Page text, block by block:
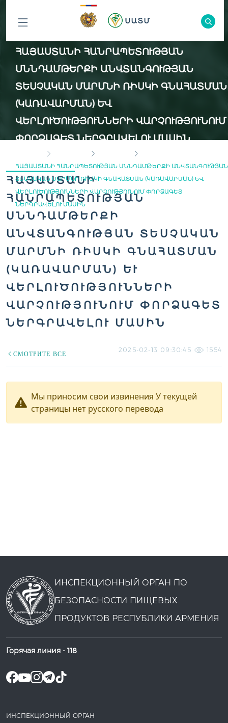
ԲՈԼՈՐ
ԲԱԺԻՆՆԵՐԸ
ՀԱՅԱՍՏԱՆԻ ՀԱՆՐԱՊԵՏՈՒԹՅԱՆ
ՍՆՆԴԱՄԹԵՐՔԻ ԱՆՎՏԱՆԳՈՒԹՅԱՆ
ՏԵՍՉԱԿԱՆ ՄԱՐՄՆԻ ՌԻՍԿԻ ԳՆԱՀԱՏՄԱՆ
(ԿԱՌԱՎԱՐՄԱՆ) ԵՒ Վ
ԵՐԼՈՒԾՈՒԹՅՈՒՆՆԵՐԻ ՎԱՐՉՈՒԹՅՈՒՆՈՒՄ Փ
ՈՐՁԱԳԵՏ ՆԵՐԳՐԱՎԵԼՈՒ ՄԱՍԻՆ
ՀԱՅԱՍՏԱՆԻ ՀԱՆՐԱՊԵՏՈՒԹՅԱՆ ՍՆՆԴԱՄԹԵՐՔԻ ԱՆՎՏԱՆԳՈՒԹՅԱՆ
ՏԵՍՉԱԿԱՆ ՄԱՐՄՆԻ ՌԻՍԿԻ ԳՆԱՀԱՏՄԱՆ (ԿԱՌԱՎԱՐՄԱՆ) ԵՒ Վ
ԵՐԼՈՒԾՈՒԹՅՈՒՆՆԵՐԻ ՎԱՐՉՈՒԹՅՈՒՆՈՒՄ ՓՈՐՁԱԳԵՏ Ն
ԵՐԳՐԱՎԵԼՈՒ ՄԱՍԻՆ
ՀԱՅԱՍՏԱՆԻ
ՀԱՆՐԱՊԵՏՈՒԹՅԱՆ
ՍՆՆԴԱՄԹԵՐՔԻ
ԱՆՎՏԱՆԳՈՒԹՅԱՆ ՏԵՍՉԱԿԱՆ
ՄԱՐՄՆԻ ՌԻՍԿԻ ԳՆԱՀԱՏՄԱՆ
(ԿԱՌԱՎԱՐՄԱՆ) ԵՒ Վ
ԵՐԼՈՒԾՈՒԹՅՈՒՆՆԵՐԻ Վ
ԱՐՉՈՒԹՅՈՒՆՈՒՄ ՓՈՐՁԱԳԵՏ Ն
ԵՐԳՐԱՎԵԼՈՒ ՄԱՍԻՆ
СМОТРИТЕ ВСЕ
2025-02-13 09:30:45 1554
Мы приносим свои извинения У текущей
страницы нет русского перевода
ИНСПЕКЦИОННЫЙ ОРГАН ПО
БЕЗОПАСНОСТИ ПИЩЕВЫХ
ПРОДУКТОВ РЕСПУБЛИКИ АРМЕНИЯ
Горячая линия - 118
ИНСПЕКЦИОННЫЙ ОРГАН